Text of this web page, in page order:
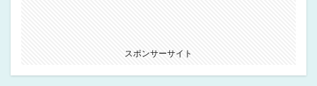
スポンサーサイト